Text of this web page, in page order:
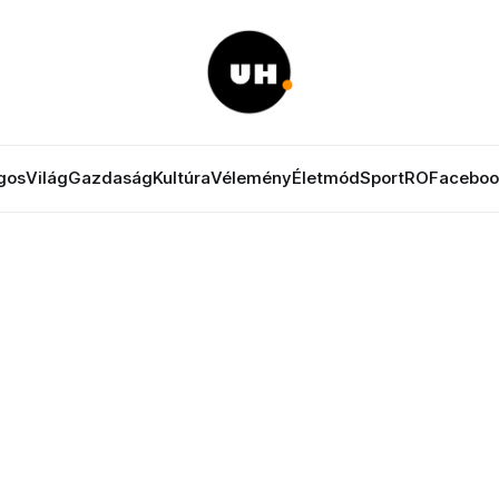
VilágGazdaságKultúraVéleményÉletmódSportRO